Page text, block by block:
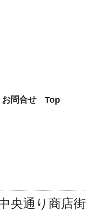
お問合せ Top
央通り商店街